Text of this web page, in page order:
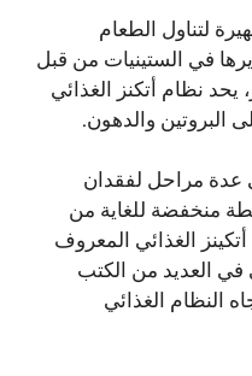
لتناول الطعام
في الستينيات من قبل
نظام أتكنز الغذائي
البروتين والدهون.
عدة مراحل لفقدان
منخفضة للغاية من
الغذائي المعروف
في العديد من الكتب
النظام الغذائي